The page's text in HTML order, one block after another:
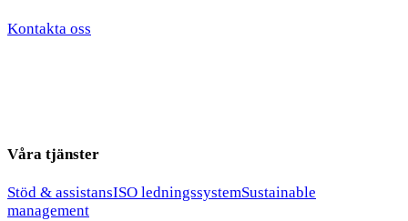
*
Kontakta oss
Våra tjänster
Stöd & assistansISO ledningssystemSustainable
management